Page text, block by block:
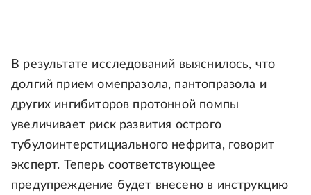
В результате исследований выяснилось, что
долгий прием омепразола, пантопразола и
других ингибиторов протонной помпы
увеличивает риск развития острого
тубулоинтерстициального нефрита, говорит
эксперт. Теперь соответствующее
предупреждение будет внесено в инструкцию